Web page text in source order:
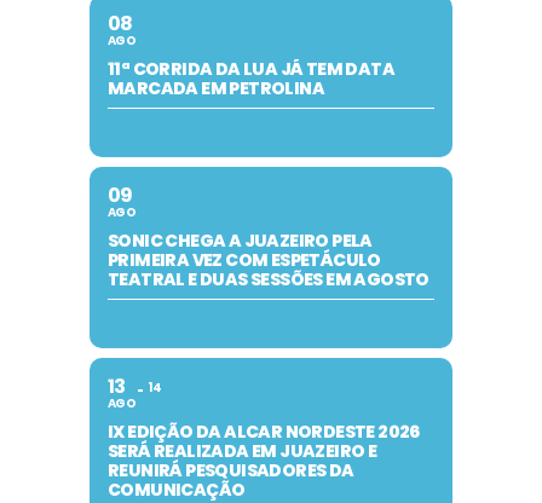
08
AGO
11ª CORRIDA DA LUA JÁ TEM DATA
MARCADA EM PETROLINA
09
AGO
SONIC CHEGA A JUAZEIRO PELA
PRIMEIRA VEZ COM ESPETÁCULO
TEATRAL E DUAS SESSÕES EM AGOSTO
13
AGO
14
IX EDIÇÃO DA ALCAR NORDESTE 2026
SERÁ REALIZADA EM JUAZEIRO E
REUNIRÁ PESQUISADORES DA
COMUNICAÇÃO